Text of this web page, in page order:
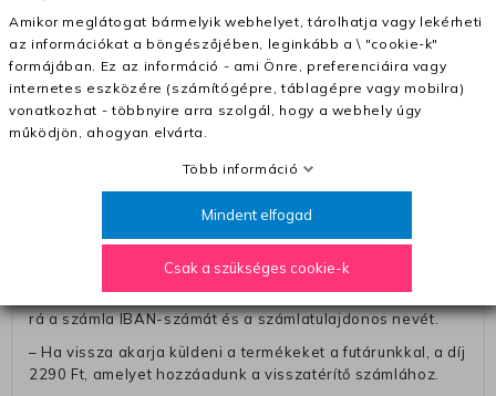
(+400 Ft utánvétte)
– A kapott termék cseréjéért 3780 Ft szállítási díjat
számolunk fel (oda -vissza út)
Pénzvisszatérítés:
A pénz visszatérítéséhez küldjük a futárt, hogy vegye át
Öntől a terméket/termékeket, vagy más futárral is
értéke eltér 0 FT-tól, nem fogadunk el. A futárnak átadott
felírja telefonszámát/rendelési számát. Az eljárás
egyszerűsítése érdekében kérjük, hogy erre a jegyre írja
rá a számla IBAN-számát és a számlatulajdonos nevét.
– Ha vissza akarja küldeni a termékeket a futárunkkal, a díj
2290 Ft, amelyet hozzáadunk a visszatérítő számlához.
Amikor meglátogat bármelyik webhelyet, tárolhatja vagy lekérheti
az információkat a böngészőjében, leginkább a \ "cookie-k"
formájában. Ez az információ - ami Önre, preferenciáira vagy
internetes eszközére (számítógépre, táblagépre vagy mobilra)
vonatkozhat - többnyire arra szolgál, hogy a webhely úgy
működjön, ahogyan elvárta.
Több információ
Mindent elfogad
Csak a szükséges cookie-k